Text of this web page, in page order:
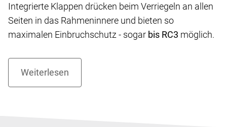
Integrierte Klappen drücken beim Verriegeln an allen
Seiten in das Rahmeninnere und bieten so
maximalen Einbruchschutz - sogar bis RC3 möglich.